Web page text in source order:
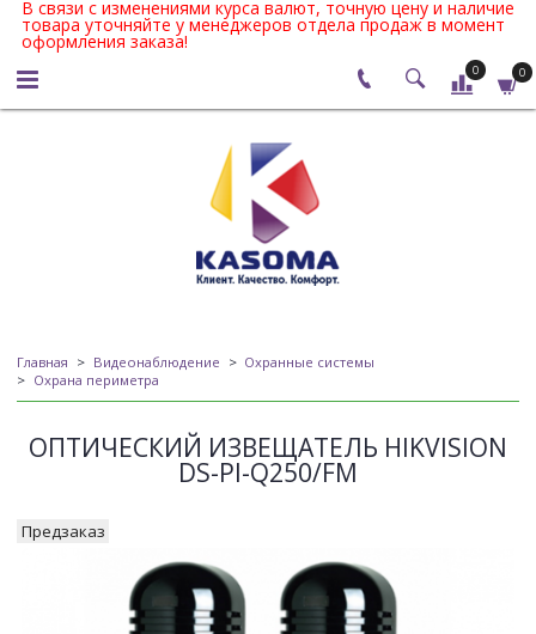
В связи с изменениями курса валют, точную цену и наличие
товара уточняйте у менеджеров отдела продаж в момент
оформления заказа!
0 0
Главная Видеонаблюдение
Охранные системы
Охрана периметра
ОПТИЧЕСКИЙ ИЗВЕЩАТЕЛЬ HIKVISION
DS-PI-Q250/FM
Предзаказ